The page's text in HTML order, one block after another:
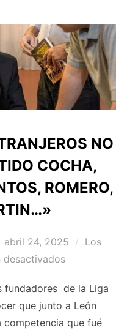
NO
COCHA,
ROMERO,
Publicado
el
abril 24, 2025
Los
desactivados
fundadores de la Liga
que junto a León
que fué